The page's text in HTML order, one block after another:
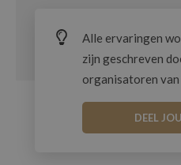
Alle ervaringen
zijn geschreven
organisatoren
DEEL